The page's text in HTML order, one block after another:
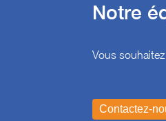
Notre
Vous